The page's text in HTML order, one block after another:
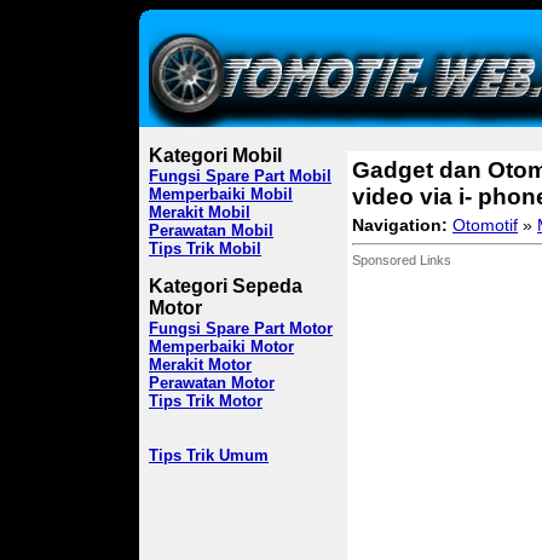
Kategori Mobil
Fungsi Spare Part Mobil
Memperbaiki Mobil
Merakit Mobil
Perawatan Mobil
Tips Trik Mobil
Kategori Sepeda
Motor
Fungsi Spare Part Motor
Memperbaiki Motor
Merakit Motor
Perawatan Motor
Tips Trik Motor
Tips Trik Umum
Gadget dan
video via i-
Navigation: Otomotif »
Sponsored Links